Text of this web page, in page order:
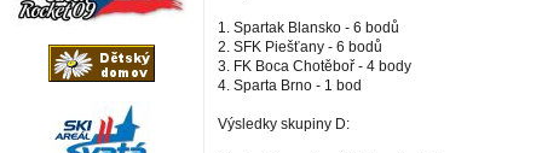
1. Spartak Blansko - 6 bodů
2. SFK Piešťany - 6 bodů
3. FK Boca Chotěboř - 4 body
4. Sparta Brno - 1 bod
Výsledky skupiny D: